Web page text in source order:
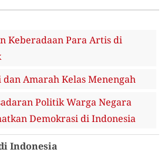
Keberadaan Para Artis di
dan Amarah Kelas Menengah
Politik Warga Negara
Demokrasi di Indonesia
Indonesia